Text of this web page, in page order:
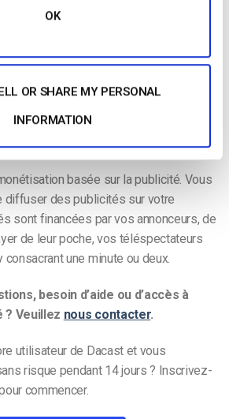
OK
OR SHARE MY PERSONAL
INFORMATION
basée sur l’abonnement qui permet
mensuels ou trimestriels.
Comme son nom l’indique, les
pour ce qu’ils veulent regarder.
basée sur la publicité. Vous
diffuser des publicités sur votre
sont financées par vos annonceurs, de
de leur poche, vos téléspectateurs
une minute ou deux.
besoin d’aide ou d’accès à
Veuillez nous contacter.
utilisateur de Dacast et vous
risque pendant 14 jours ? Inscrivez-
commencer.